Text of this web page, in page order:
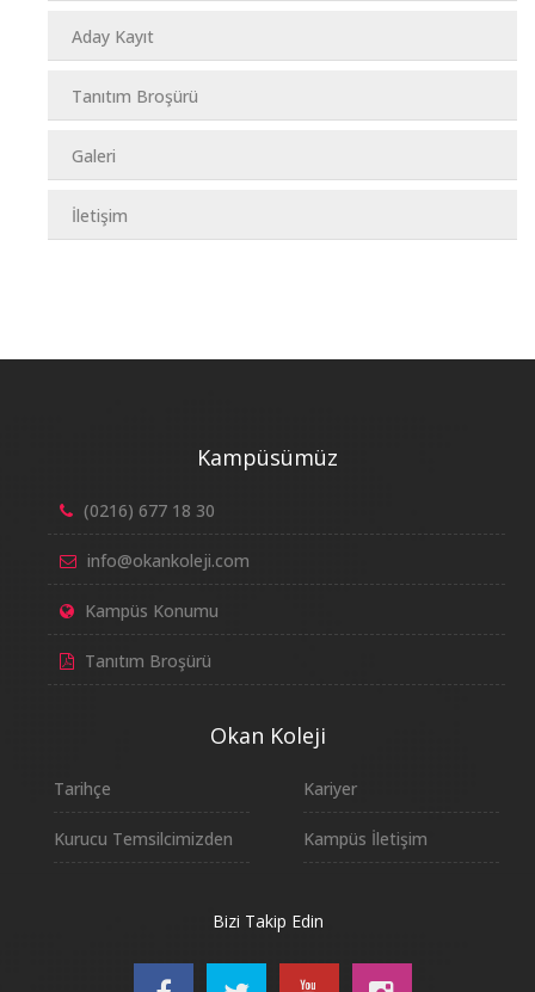
Aday Kayıt
Tanıtım Broşürü
Galeri
İletişim
Kampüsümüz
(0216) 677 18 30
info@okankoleji.com
Kampüs Konumu
Tanıtım Broşürü
Okan Koleji
Tarihçe
Kurucu Temsilcimizden
Kariyer
Kampüs İletişim
Bizi Takip Edin